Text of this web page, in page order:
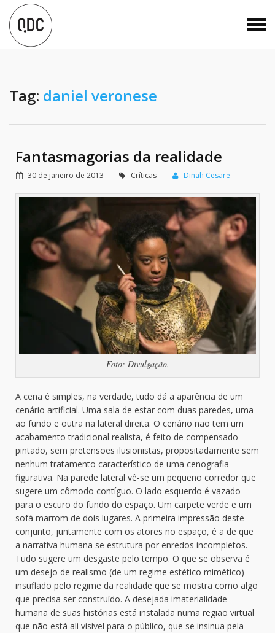
Tag: daniel veronese
Fantasmagorias da realidade
30 de janeiro de 2013 Críticas Dinah Cesare
Foto: Divulgação.
A cena é simples, na verdade, tudo dá a aparência de um
cenário artificial. Uma sala de estar com duas paredes, uma
ao fundo e outra na lateral direita. O cenário não tem um
acabamento tradicional realista, é feito de compensado
pintado, sem pretensões ilusionistas, propositadamente sem
nenhum tratamento característico de uma cenografia
figurativa. Na parede lateral vê-se um pequeno corredor que
sugere um cômodo contíguo. O lado esquerdo é vazado
para o escuro do fundo do espaço. Um carpete verde e um
sofá marrom de dois lugares. A primeira impressão deste
conjunto, juntamente com os atores no espaço, é a de que
a narrativa humana se estrutura por enredos incompletos.
Tudo sugere um desgaste pelo tempo. O que se observa é
um desejo de realismo (de um regime estético mimético)
insuflado pelo regime da realidade que se mostra como algo
que precisa ser construído. A desejada imaterialidade
humana de suas histórias está instalada numa região virtual
que não está ali visível para o público, que se insinua pela